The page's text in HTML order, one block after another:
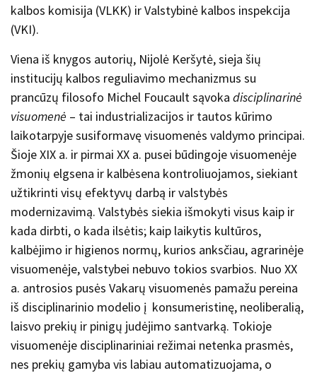
kalbos komisija (VLKK) ir Valstybinė kalbos inspekcija
(VKI).
Viena iš knygos autorių, Nijolė Keršytė, sieja šių
institucijų kalbos reguliavimo mechanizmus su
prancūzų filosofo Michel Foucault sąvoka disciplinarinė
visuomenė – tai industrializacijos ir tautos kūrimo
laikotarpyje susiformavę visuomenės valdymo principai.
Šioje XIX a. ir pirmai XX a. pusei būdingoje visuomenėje
žmonių elgsena ir kalbėsena kontroliuojamos, siekiant
užtikrinti visų efektyvų darbą ir valstybės
modernizavimą. Valstybės siekia išmokyti visus kaip ir
kada dirbti, o kada ilsėtis; kaip laikytis kultūros,
kalbėjimo ir higienos normų, kurios anksčiau, agrarinėje
visuomenėje, valstybei nebuvo tokios svarbios. Nuo XX
a. antrosios pusės Vakarų visuomenės pamažu pereina
iš disciplinarinio modelio į konsumeristinę, neoliberalią,
laisvo prekių ir pinigų judėjimo santvarką. Tokioje
visuomenėje disciplinariniai režimai netenka prasmės,
nes prekių gamyba vis labiau automatizuojama, o